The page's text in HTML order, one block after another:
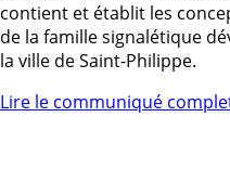
contient et établit les
de la famille signalétique
la ville de Saint-Philippe.
Lire le communiqué